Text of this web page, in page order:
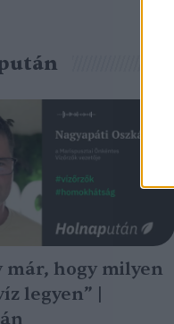
már, hogy milyen
legyen” |